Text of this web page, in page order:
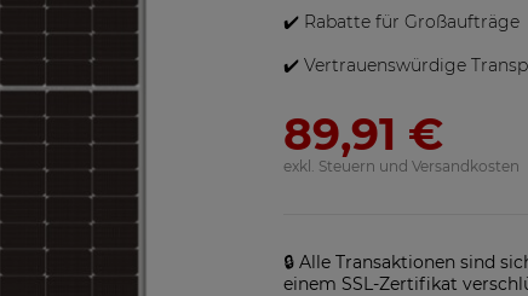
✔️ Rabatte für Großaufträge
✔️ Vertrauenswürdige
89,91 €
exkl. Steuern und Versandkosten
🔒 Alle Transaktionen sind
einem SSL-Zertifikat